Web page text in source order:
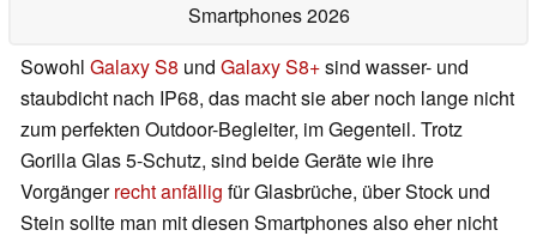
Smartphones 2026
Sowohl Galaxy S8 und Galaxy S8+sind wasser- und
staubdicht nach IP68, das macht sie aber noch lange nicht
zum perfekten Outdoor-Begleiter, im Gegenteil. Trotz
Gorilla Glas 5-Schutz, sind beide Geräte wie ihre
Vorgängerrecht anfällig für Glasbrüche, über Stock und
Stein sollte man mit diesen Smartphones also eher nicht